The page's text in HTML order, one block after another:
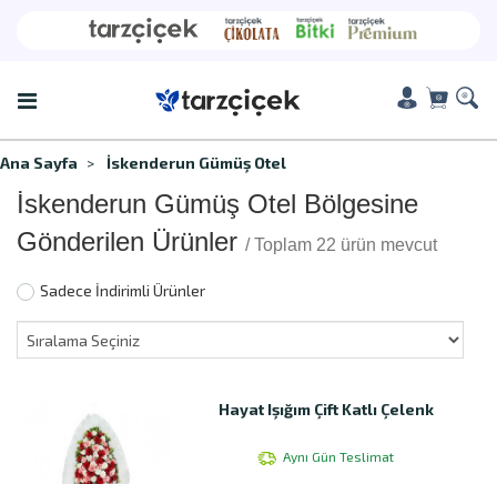
Ana Sayfa İskenderun Gümüş Otel
İskenderun Gümüş Otel Bölgesine
Gönderilen Ürünler / Toplam 22 ürün mevcut
Sadece İndirimli Ürünler
Hayat Işığım Çift Katlı Çelenk
Aynı Gün Teslimat